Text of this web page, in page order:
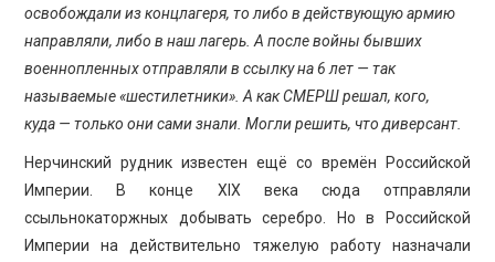
освобождали из концлагеря, то либо в действующую армию
направляли, либо в наш лагерь. А после войны бывших
военнопленных отправляли в ссылку на 6 лет — так
называемые «шестилетники». А как СМЕРШ решал, кого,
куда — только они сами знали. Могли решить, что диверсант.
Нерчинский рудник известен ещё со времён Российской
Империи. В конце XIX века сюда отправляли
ссыльнокаторжных добывать серебро. Но в Российской
Империи на действительно тяжелую работу назначали